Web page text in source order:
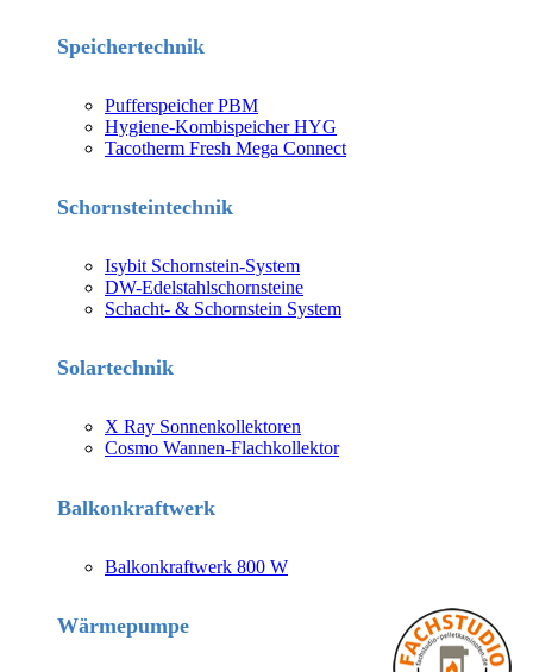
Speichertechnik
Pufferspeicher PBM
Hygiene-Kombispeicher HYG
Tacotherm Fresh Mega Connect
Schornsteintechnik
Isybit Schornstein-System
DW-Edelstahlschornsteine
Schacht- & Schornstein System
Solartechnik
X Ray Sonnenkollektoren
Cosmo Wannen-Flachkollektor
Balkonkraftwerk
Balkonkraftwerk 800 W
Wärmepumpe